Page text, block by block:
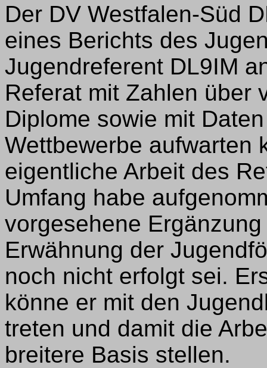
Der DV Westfalen-Süd
eines Berichts des
Jugendreferent DL9IM
Referat mit Zahlen über
Diplome sowie mit
Wettbewerbe aufwarten
eigentliche Arbeit des
Umfang habe
vorgesehene
Erwähnung der
noch nicht erfolgt sei.
könne er mit den
treten und damit die
breitere Basis stellen.